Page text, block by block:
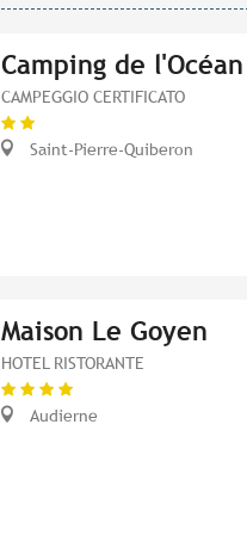
Camping de l'Océan
CAMPEGGIO CERTIFICATO
Saint-Pierre-Quiberon
Maison Le Goyen
HOTEL RISTORANTE
Audierne